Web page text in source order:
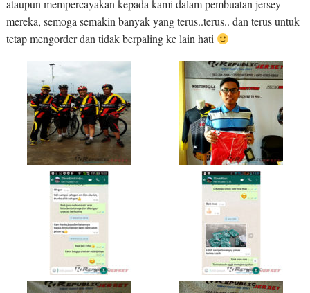
ataupun mempercayakan kepada kami dalam pembuatan jersey
mereka, semoga semakin banyak yang terus..terus.. dan terus untuk
tetap mengorder dan tidak berpaling ke lain hati